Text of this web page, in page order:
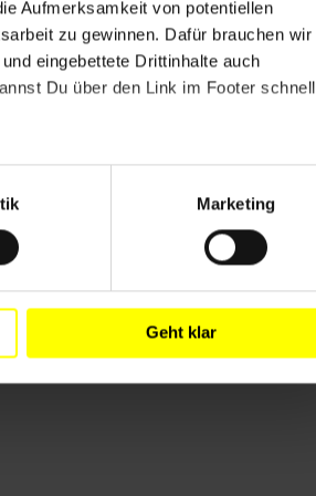
Aufmerksamkeit von potentiellen
zu gewinnen. Dafür brauchen wir
eingebettete Drittinhalte auch
Du über den Link im Footer schnell
Marketing
Geht klar